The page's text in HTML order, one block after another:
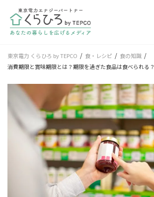
東京電力 くらひろ by TEPCO 食・レシピ
食の知識
消費期限と賞味期限とは？期限を過ぎた食品は食べられる？